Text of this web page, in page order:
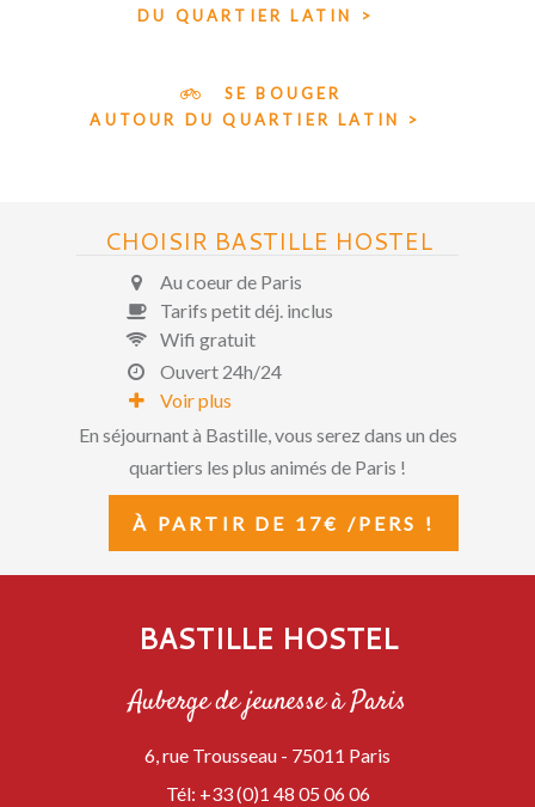
DU QUARTIER LATIN >
SE BOUGER
AUTOUR DU QUARTIER LATIN >
CHOISIR BASTILLE HOSTEL
Au coeur de Paris
Tarifs petit déj. inclus
Wifi gratuit
Ouvert 24h/24
Voir plus
En séjournant à Bastille, vous serez dans un des
quartiers les plus animés de Paris !
À PARTIR DE 17€ /PERS !
BASTILLE HOSTEL
Auberge de jeunesse à Paris
6, rue Trousseau - 75011 Paris
Tél: +33 (0)1 48 05 06 06